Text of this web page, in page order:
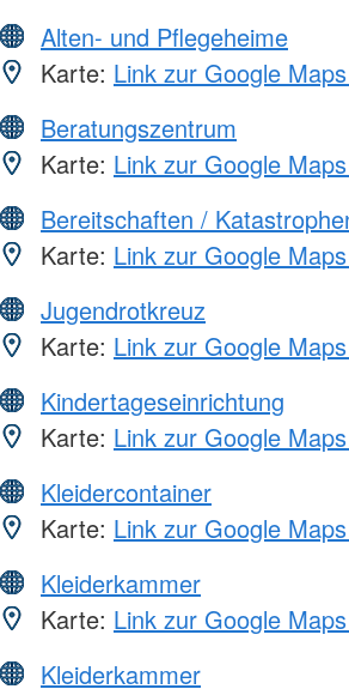
Alten- und Pflegeheime
Karte: Link zur Google
Beratungszentrum
Karte: Link zur Google
Bereitschaften /
Karte: Link zur Google
Jugendrotkreuz
Karte: Link zur Google
Kindertageseinrichtung
Karte: Link zur Google
Kleidercontainer
Karte: Link zur Google
Kleiderkammer
Karte: Link zur Google
Kleiderkammer